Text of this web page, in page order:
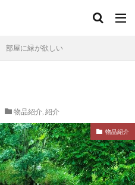
部屋に緑が欲しい
物品紹介, 紹介
物品紹介